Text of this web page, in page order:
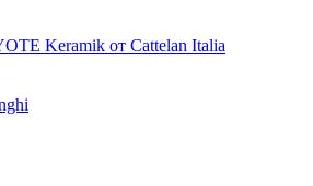
Keramik от Cattelan Italia